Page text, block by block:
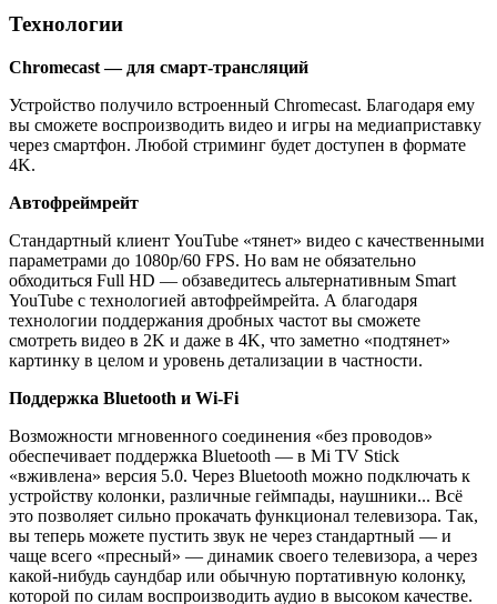
Технологии
Chromecast — для смарт-трансляций
Устройство получило встроенный Chromecast. Благодаря ему
вы сможете воспроизводить видео и игры на медиаприставку
через смартфон. Любой стриминг будет доступен в формате
4K.
Автофреймрейт
Стандартный клиент YouTube «тянет» видео с качественными
параметрами до 1080p/60 FPS. Но вам не обязательно
обходиться Full HD — обзаведитесь альтернативным Smart
YouTube с технологией автофреймрейта. А благодаря
технологии поддержания дробных частот вы сможете
смотреть видео в 2K и даже в 4K, что заметно «подтянет»
картинку в целом и уровень детализации в частности.
Поддержка Bluetooth и Wi-Fi
Возможности мгновенного соединения «без проводов»
обеспечивает поддержка Bluetooth — в Mi TV Stick
«вживлена» версия 5.0. Через Bluetooth можно подключать к
устройству колонки, различные геймпады, наушники... Всё
это позволяет сильно прокачать функционал телевизора. Так,
вы теперь можете пустить звук не через стандартный — и
чаще всего «пресный» — динамик своего телевизора, а через
какой-нибудь саундбар или обычную портативную колонку,
которой по силам воспроизводить аудио в высоком качестве.